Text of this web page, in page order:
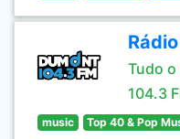
Tudo o
104.3
music Top 40 & Pop